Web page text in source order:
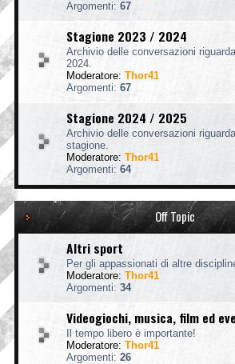
Argomenti: 67
Stagione 2023 / 2024
Archivio delle conversazioni
2024.
Moderatore: Thor41
Argomenti: 67
Stagione 2024 / 2025
Archivio delle conversazioni
stagione.
Moderatore: Thor41
Argomenti: 64
Off Topic
Altri sport
Per gli appassionati di altre
Moderatore: Thor41
Argomenti: 34
Videogiochi, musica, film ed
Il tempo libero è importante!
Moderatore: Thor41
Argomenti: 26